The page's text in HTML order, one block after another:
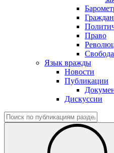
Право
Язык вражды
Новости
Публикации
Дискуссии